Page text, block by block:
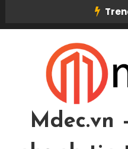
Mdec.vn